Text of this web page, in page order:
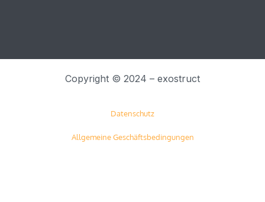
Copyright © 2024 – exostruct
Datenschutz
Allgemeine Geschäftsbedingungen